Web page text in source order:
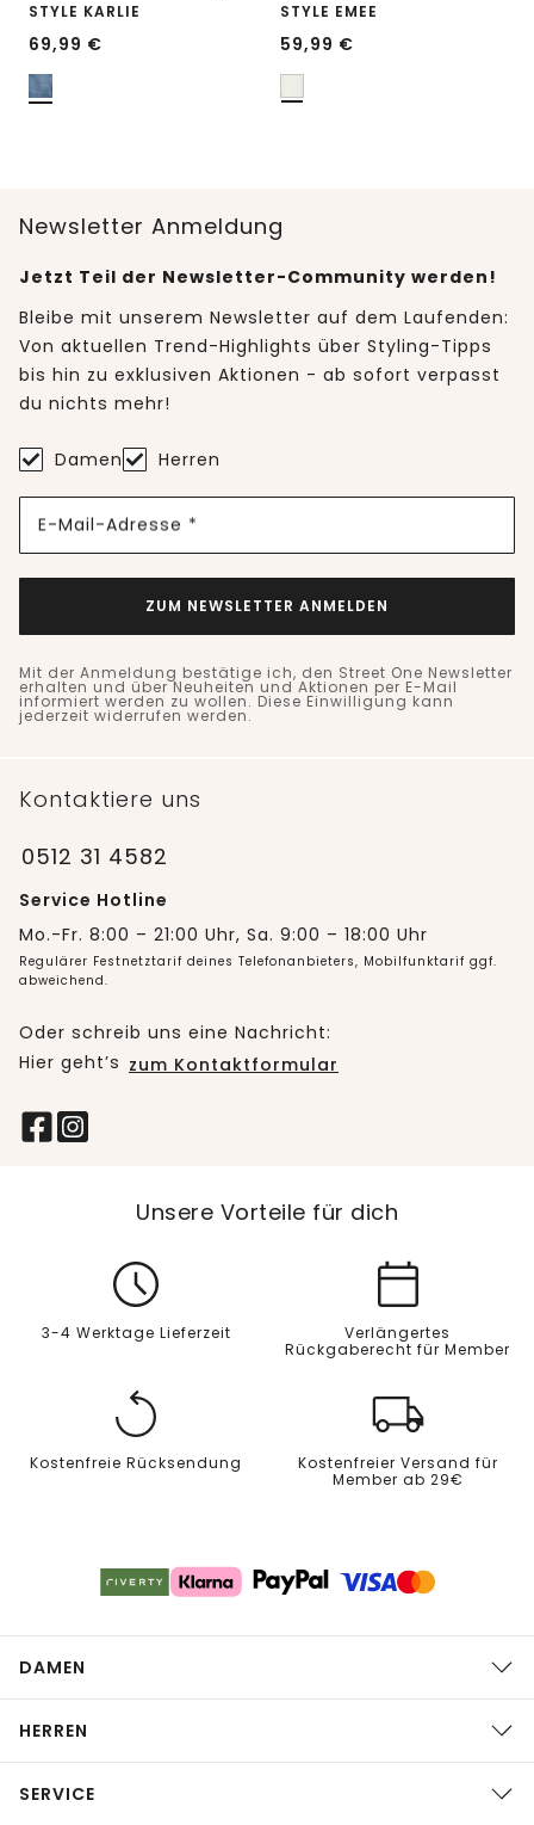
STYLE KARLIE
69,99 €
STYLE EMEE
59,99 €
Newsletter Anmeldung
Jetzt Teil der Newsletter-Community werden!
Bleibe mit unserem Newsletter auf dem Laufenden:
Von aktuellen Trend-Highlights über Styling-Tipps
bis hin zu exklusiven Aktionen - ab sofort verpasst
du nichts mehr!
Damen Herren
E-Mail-Adresse *
ZUM NEWSLETTER ANMELDEN
Mit der Anmeldung bestätige ich, den Street One Newsletter
erhalten und über Neuheiten und Aktionen per E-Mail
informiert werden zu wollen. Diese Einwilligung kann
jederzeit widerrufen werden.
Kontaktiere uns
0512 31 4582
Service Hotline
Mo.-Fr. 8:00 – 21:00 Uhr, Sa. 9:00 – 18:00 Uhr
Regulärer Festnetztarif deines Telefonanbieters, Mobilfunktarif ggf.
abweichend.
Oder schreib uns eine Nachricht:
Hier geht’s zum Kontaktformular
Unsere Vorteile für dich
3-4 Werktage Lieferzeit
Verlängertes
Rückgaberecht für Member
Kostenfreie Rücksendung
Kostenfreier Versand für
Member ab 29€
DAMEN
HERREN
SERVICE